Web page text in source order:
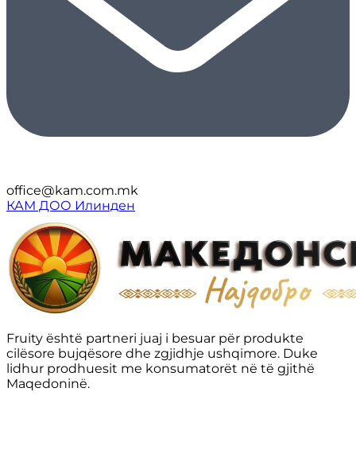
office@kam.com.mk
КАМ ДОО Илинден
Fruity është partneri juaj i besuar për produkte
cilësore bujqësore dhe zgjidhje ushqimore. Duke
lidhur prodhuesit me konsumatorët në të gjithë
Maqedoninë.